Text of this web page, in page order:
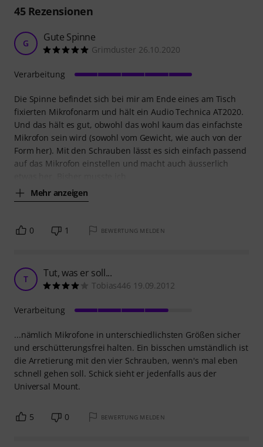
45Rezensionen
G Gute Spinne
Grimduster 26.10.2020
Die Spinne befindet sich bei mir am Ende eines am Tisch
fixierten Mikrofonarm und hält ein Audio Technica AT2020.
Und das hält es gut, obwohl das wohl kaum das einfachste
Mikrofon sein wird (sowohl vom Gewicht, wie auch von der
Form her). Mit den Schrauben lässt es sich einfach passend
auf das Mikrofon einstellen und macht auch äusserlich
Mehr anzeigen
Verarbeitung
0 1 BEWERTUNG MELDEN
T Tut, was er soll...
Tobias446 19.09.2012
...nämlich Mikrofone in unterschiedlichsten Größen sicher
und erschütterungsfrei halten. Ein bisschen umständlich ist
die Arretierung mit den vier Schrauben, wenn's mal eben
schnell gehen soll. Schick sieht er jedenfalls aus der
Universal Mount.
Verarbeitung
5 0 BEWERTUNG MELDEN